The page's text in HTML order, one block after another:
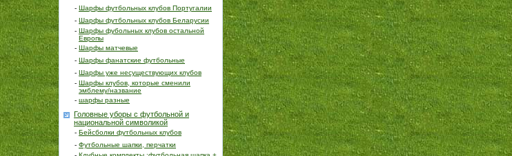
- Шарфы футбольных клубов Португалии
- Шарфы футбольных клубов Беларусии
- Шарфы фубольных клубов остальной
Европы
- Шарфы матчевые
- Шарфы фанатские футбольные
- Шарфы уже несуществующих клубов
- Шарфы клубов, которые сменили
эмблему/название
- шарфы разные
Головные уборы с футбольной и
национальной символикой
- Бейсболки футбольных клубов
- Футбольные шапки, перчатки